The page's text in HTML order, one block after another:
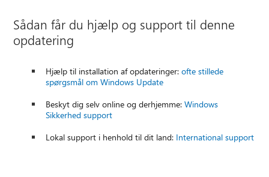
Sådan får du hjælp og support til denne
opdatering
Hjælp til installation af opdateringer:ofte stillede
spørgsmål om Windows Update
Beskyt dig selv online og derhjemme:Windows
Sikkerhed support
Lokal support i henhold til dit land: International support